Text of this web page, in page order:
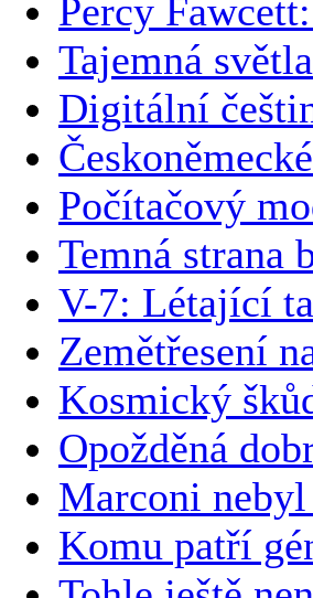
Percy
Tajemná
Digitální
Počítačový
Temná strana
V-7: Létající
Zemětřesení
Kosmický
Opožděná
Marconi
Komu patří